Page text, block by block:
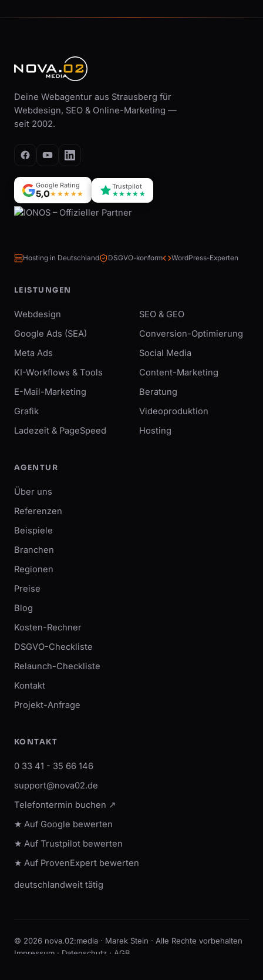
Deine Webagentur aus Strausberg für
Webdesign, SEO & Online-Marketing —
seit 2002.
Google Rating
5,0★★★★★
Trustpilot
★★★★★
Hosting in Deutschland DSGVO-konform WordPress-Experten
LEISTUNGEN
Webdesign
SEO & GEO
Google Ads (SEA)
Conversion-Optimierung
Meta Ads
Social Media
KI-Workflows & Tools
Content-Marketing
E-Mail-Marketing
Beratung
Grafik
Videoproduktion
Ladezeit & PageSpeed
Hosting
AGENTUR
Über uns
Referenzen
Beispiele
Branchen
Regionen
Preise
Blog
Kosten-Rechner
DSGVO-Checkliste
Relaunch-Checkliste
Kontakt
Projekt-Anfrage
KONTAKT
0 33 41 - 35 66 146
support@nova02.de
Telefontermin buchen ↗
★ Auf Google bewerten
★ Auf Trustpilot bewerten
★ Auf ProvenExpert bewerten
deutschlandweit tätig
© 2026 nova.02:media · Marek Stein · Alle Rechte vorbehalten
Impressum · Datenschutz · AGB